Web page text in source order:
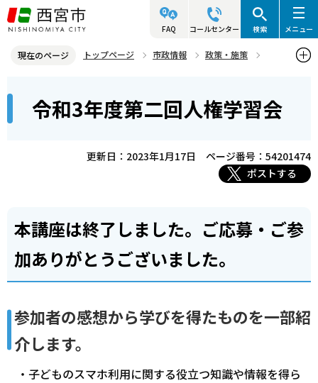
こ
の
ジ
先
FAQ コールセンター 検索 メニュー
現在のページ トップページ 市政情報
政策・施策
過去の人権学習会
令和3年度第二回人権学習会
こ
令和3年度第二回人権学習会
更新日：2023年1月17日
ページ番号：54201474
ポストする
本講座は終了しました。ご応募・ご参
加ありがとうございました。
参加者の感想から学びを得たものを一部紹
介します。
・子どものスマホ利用に関する役立つ知識や情報を得ら